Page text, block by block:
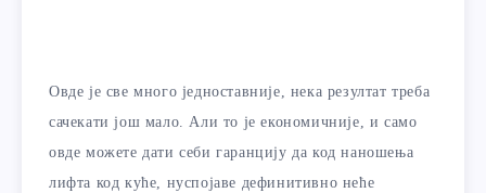
Овде је све много једноставније, нека резултат треба
сачекати још мало. Али то је економичније, и само
овде можете дати себи гаранцију да код наношења
лифта код куће, нуспојаве дефинитивно неће